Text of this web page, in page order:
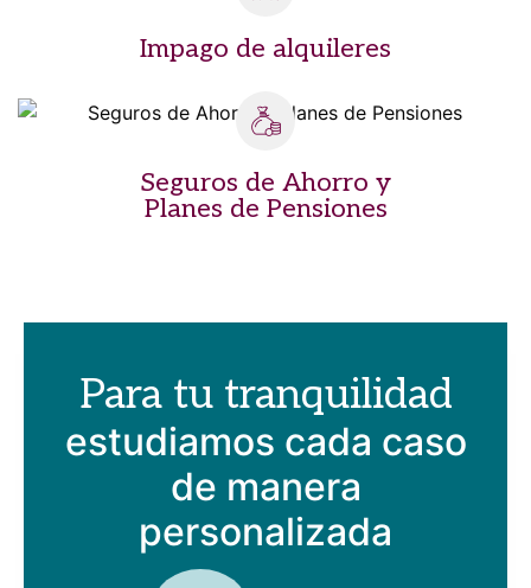
Impago de alquileres
Seguros de Ahorro y
Planes de Pensiones
Para tu tranquilidad
estudiamos cada caso
de manera
personalizada